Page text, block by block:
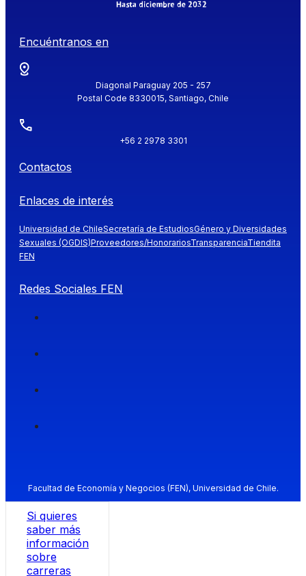
Encuéntranos en
Diagonal Paraguay 205 - 257
Postal Code 8330015, Santiago, Chile
+56 2 2978 3301
Contactos
Enlaces de interés
Universidad de ChileSecretaría de EstudiosGénero y Diversidades
Sexuales (OGDIS)Proveedores/HonorariosTransparenciaTiendita
FEN
Redes Sociales FEN
Facultad de Economía y Negocios (FEN), Universidad de Chile.
Si quieres
saber más
información
sobre
carreras